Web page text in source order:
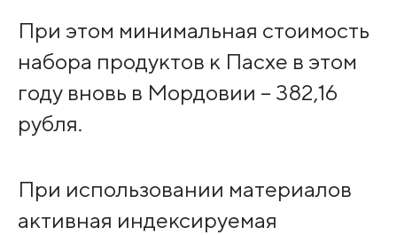
При этом минимальная стоимость
набора продуктов к Пасхе в этом
году вновь в Мордовии – 382,16
рубля.
При использовании материалов
активная индексируемая